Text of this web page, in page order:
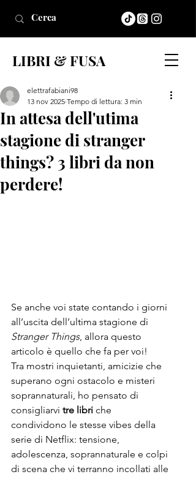
LIBRI & FUSA
In attesa dell'utima
stagione di stranger
things? 3 libri da non
perdere!
elettrafabiani98
13 nov 2025 Tempo di lettura: 3 min
Se anche voi state contando i giorni
all’uscita dell’ultima stagione di
Stranger Things, allora questo
articolo è quello che fa per voi!
Tra mostri inquietanti, amicizie che
superano ogni ostacolo e misteri
soprannaturali, ho pensato di
consigliarvi tre libri che
condividono le stesse vibes della
serie di Netflix: tensione,
adolescenza, soprannaturale e colpi
di scena che vi terranno incollati alle